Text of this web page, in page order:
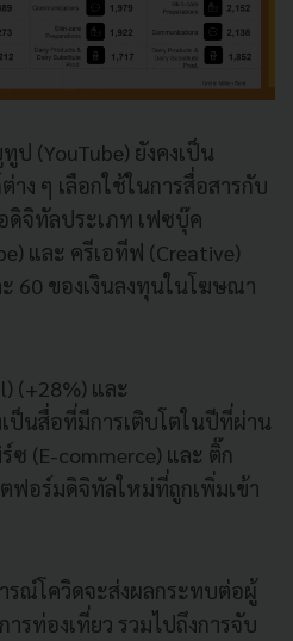
ป (YouTube) ยังคงเป็น
ง ๆ เลือกใช้ในการสื่อสารกับ
ดิจิทัลประเภท เฟซบุ๊ค
และ ครีเอทีฟ (Creative)
60 ของเงินลงทุนในโฆษณา
(+28%) และ
เป็นสื่อที่มีการเติบโตในปีที่ผ่าน
(E-commerce) และ ติ๊ก
ฟอร์มดิจิทัลใหม่ที่ถูกเพิ่มเข้า
รณ์โควิดจะส่งผลกระทบต่อผู้
รท่องเที่ยว รวมไปถึงการจับ